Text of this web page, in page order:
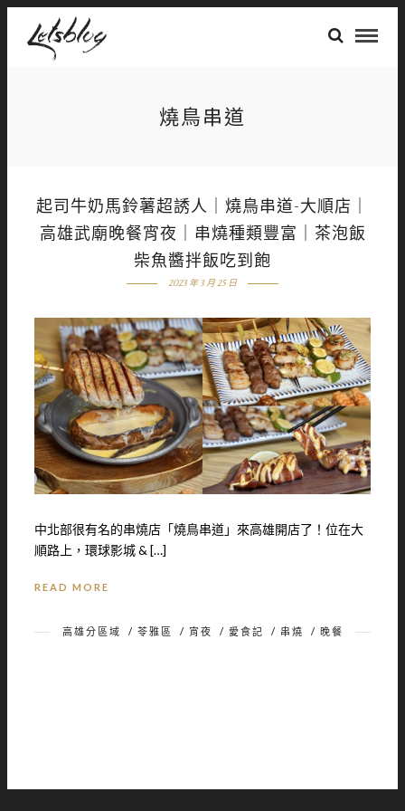
燒鳥串道
起司牛奶馬鈴薯超誘人｜燒鳥串道-大順店｜
高雄武廟晚餐宵夜｜串燒種類豐富｜茶泡飯
柴魚醬拌飯吃到飽
2023 年 3 月 25 日
中北部很有名的串燒店「燒鳥串道」來高雄開店了！位在大
順路上，環球影城 & […]
READ MORE
高雄分區域 / 苓雅區 / 宵夜 / 愛食記 / 串燒 / 晚餐